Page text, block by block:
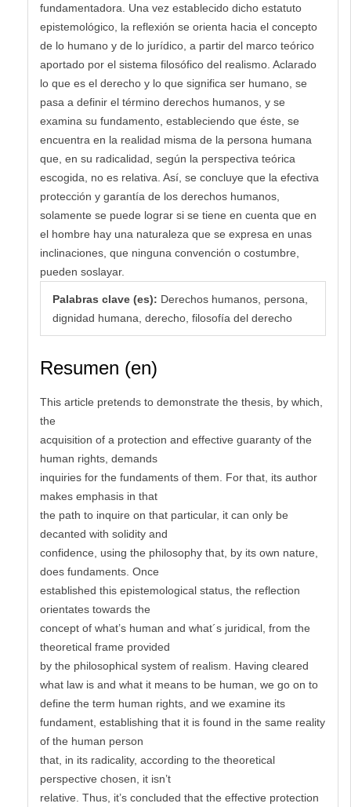
fundamentadora. Una vez establecido dicho estatuto
epistemológico, la reflexión se orienta hacia el concepto
de lo humano y de lo jurídico, a partir del marco teórico
aportado por el sistema filosófico del realismo. Aclarado
lo que es el derecho y lo que significa ser humano, se
pasa a definir el término derechos humanos, y se
examina su fundamento, estableciendo que éste, se
encuentra en la realidad misma de la persona humana
que, en su radicalidad, según la perspectiva teórica
escogida, no es relativa. Así, se concluye que la efectiva
protección y garantía de los derechos humanos,
solamente se puede lograr si se tiene en cuenta que en
el hombre hay una naturaleza que se expresa en unas
inclinaciones, que ninguna convención o costumbre,
pueden soslayar.
Palabras clave (es): Derechos humanos, persona,
dignidad humana, derecho, filosofía del derecho
Resumen (en)
This article pretends to demonstrate the thesis, by which,
the
acquisition of a protection and effective guaranty of the
human rights, demands
inquiries for the fundaments of them. For that, its author
makes emphasis in that
the path to inquire on that particular, it can only be
decanted with solidity and
confidence, using the philosophy that, by its own nature,
does fundaments. Once
established this epistemological status, the reflection
orientates towards the
concept of what’s human and what´s juridical, from the
theoretical frame provided
by the philosophical system of realism. Having cleared
what law is and what it means to be human, we go on to
define the term human rights, and we examine its
fundament, establishing that it is found in the same reality
of the human person
that, in its radicality, according to the theoretical
perspective chosen, it isn’t
relative. Thus, it’s concluded that the effective protection